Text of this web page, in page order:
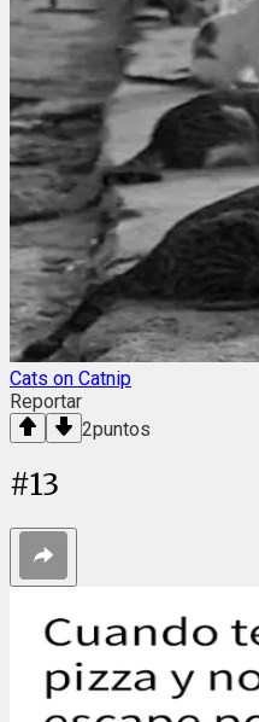
Cats on Catnip
Reportar
2puntos
#13